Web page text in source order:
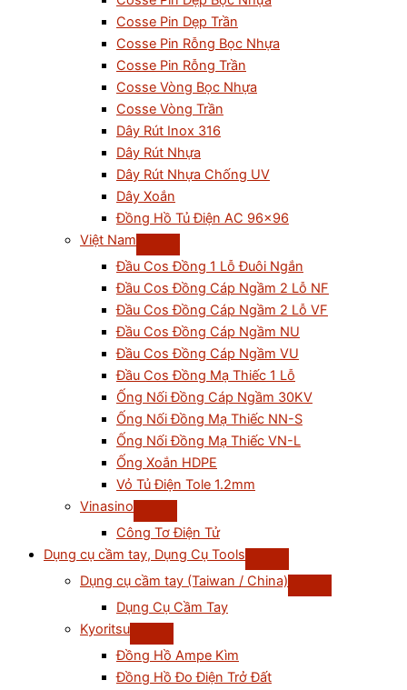
Cosse Pin Dẹp Trần
Cosse Pin Rỗng Bọc Nhựa
Cosse Pin Rỗng Trần
Cosse Vòng Bọc Nhựa
Cosse Vòng Trần
Dây Rút Inox 316
Dây Rút Nhựa
Dây Rút Nhựa Chống UV
Dây Xoắn
Đồng Hồ Tủ Điện AC 96×96
Việt Nam
Đầu Cos Đồng 1 Lỗ Đuôi Ngắn
Đầu Cos Đồng Cáp Ngầm 2 Lỗ NF
Đầu Cos Đồng Cáp Ngầm 2 Lỗ VF
Đầu Cos Đồng Cáp Ngầm NU
Đầu Cos Đồng Cáp Ngầm VU
Đầu Cos Đồng Mạ Thiếc 1 Lỗ
Ống Nối Đồng Cáp Ngầm 30KV
Ống Nối Đồng Mạ Thiếc NN-S
Ống Nối Đồng Mạ Thiếc VN-L
Ống Xoắn HDPE
Vỏ Tủ Điện Tole 1.2mm
Vinasino
Công Tơ Điện Tử
Dụng cụ cầm tay, Dụng Cụ Tools
Dụng cụ cầm tay (Taiwan / China)
Dụng Cụ Cầm Tay
Kyoritsu
Đồng Hồ Ampe Kìm
Đồng Hồ Đo Điện Trở Đất